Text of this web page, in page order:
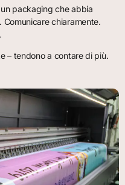
packaging che abbia
chiaramente.
– tendono a contare di più.